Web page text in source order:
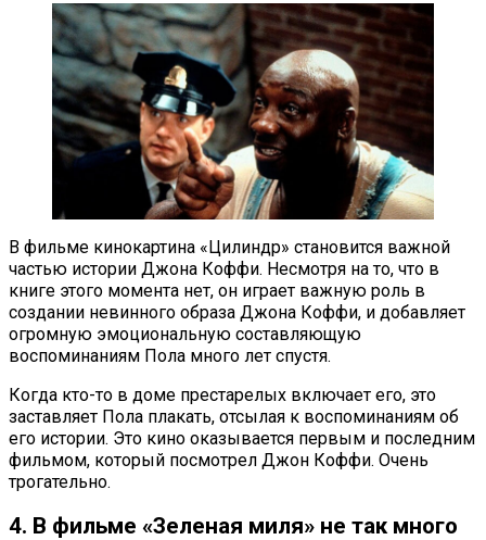
В фильме кинокартина «Цилиндр» становится важной
частью истории Джона Коффи. Несмотря на то, что в
книге этого момента нет, он играет важную роль в
создании невинного образа Джона Коффи, и добавляет
огромную эмоциональную составляющую
воспоминаниям Пола много лет спустя.
Когда кто-то в доме престарелых включает его, это
заставляет Пола плакать, отсылая к воспоминаниям об
его истории. Это кино оказывается первым и последним
фильмом, который посмотрел Джон Коффи. Очень
трогательно.
4. В фильме «Зеленая миля» не так много